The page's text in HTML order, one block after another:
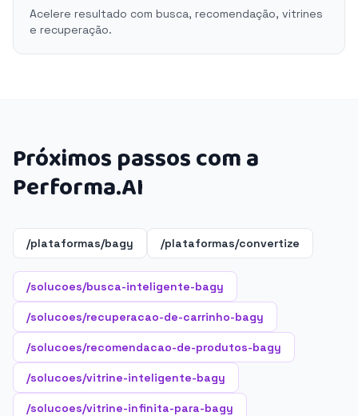
Acelere resultado com busca, recomendação, vitrines
e recuperação.
Próximos passos com a
Performa.AI
/plataformas/bagy /plataformas/convertize
/solucoes/busca-inteligente-bagy
/solucoes/recuperacao-de-carrinho-bagy
/solucoes/recomendacao-de-produtos-bagy
/solucoes/vitrine-inteligente-bagy
/solucoes/vitrine-infinita-para-bagy